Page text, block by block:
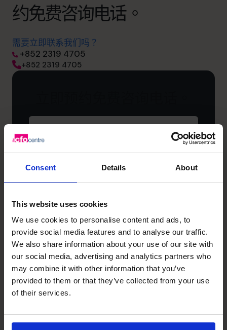
Consent Details About
This website uses cookies
We use cookies to personalise content and ads, to
provide social media features and to analyse our traffic.
We also share information about your use of our site with
our social media, advertising and analytics partners who
may combine it with other information that you’ve
provided to them or that they’ve collected from your use
of their services.
约免费咨询电话。
需要立即联系我们吗？
+852 2319 4705
+852 2319 4705
名
氏
电
号
码
公
司
（必
填）
企
业
子
您